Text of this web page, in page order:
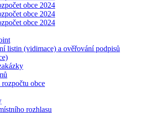
obce 2024
obce 2024
obce 2024
listin (vidimace) a ověřování podpisů
rozpočtu obce
rozhlasu